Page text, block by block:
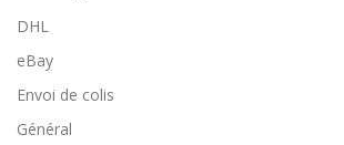
DHL
eBay
Envoi de colis
Général